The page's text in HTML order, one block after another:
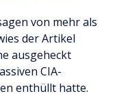
von mehr als
der Artikel
ausgeheckt
CIA-
enthüllt hatte.